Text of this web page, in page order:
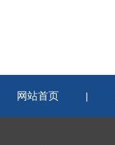
网站首页 |